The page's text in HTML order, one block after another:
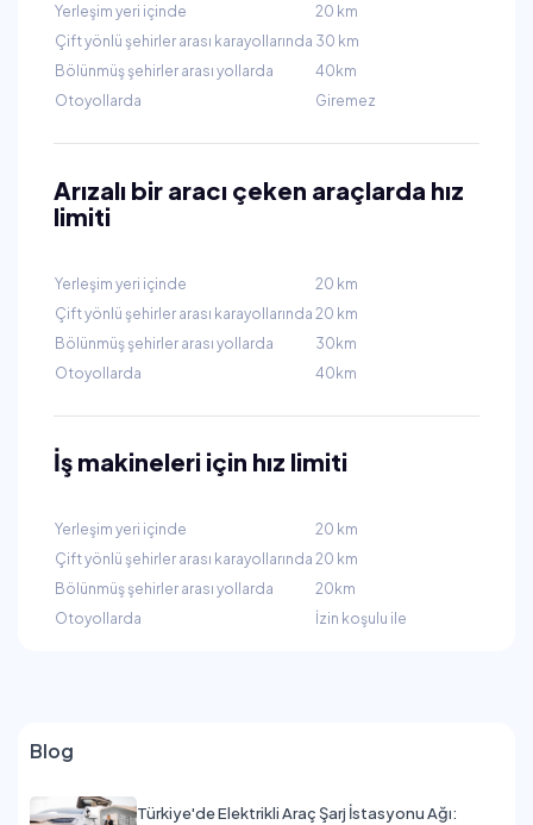
Yerleşim yeri içinde
20 km
Çift yönlü şehirler arası karayollarında 30 km
Bölünmüş şehirler arası yollarda
40km
Otoyollarda
Giremez
Arızalı bir aracı çeken araçlarda hız
limiti
Yerleşim yeri içinde
20 km
Çift yönlü şehirler arası karayollarında 20 km
Bölünmüş şehirler arası yollarda
30km
Otoyollarda
40km
İş makineleri için hız limiti
Yerleşim yeri içinde
20 km
Çift yönlü şehirler arası karayollarında 20 km
Bölünmüş şehirler arası yollarda
20km
Otoyollarda
İzin koşulu ile
Blog
Türkiye'de Elektrikli Araç Şarj İstasyonu Ağı: